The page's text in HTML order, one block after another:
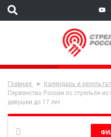
Главная Календарь и
Первенство России по стрельбе
девушки до 17 лет